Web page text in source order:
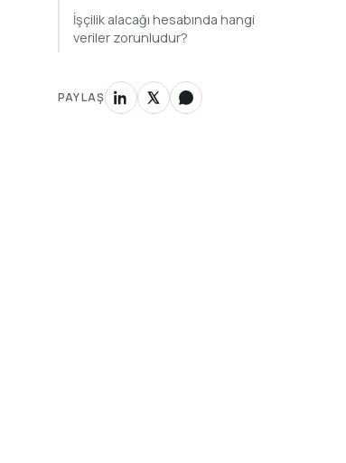
İşçilik alacağı hesabında hangi
veriler zorunludur?
PAYLAŞ